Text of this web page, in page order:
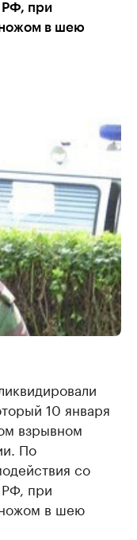
РФ, при
в шею
10 января
взрывном
По
со
при
в шею